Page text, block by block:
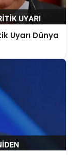
Uyarı Dünya